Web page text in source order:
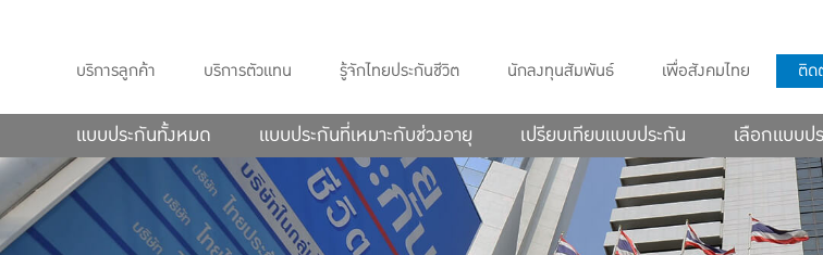
บริการลูกค้า บริการตัวแทน รู้จักไทยประกันชีวิต นักลงทุนสัมพันธ์ เพื่อสังคมไทย ติด
แบบประกันทั้งหมด แบบประกันที่เหมาะกับช่วงอายุ เปรียบเทียบแบบประกัน เลือกแบบ